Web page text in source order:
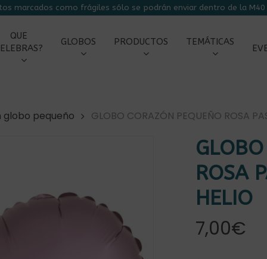
marcados como frágiles sólo se podrán enviar dentro de la M40
QUE
GLOBOS PRODUCTOS TEMÁTICAS
globo pequeño GLOBO CORAZÓN PEQUEÑO ROSA
ROSA
HELIO
7,00€